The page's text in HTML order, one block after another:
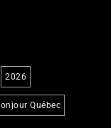
2026
Québec